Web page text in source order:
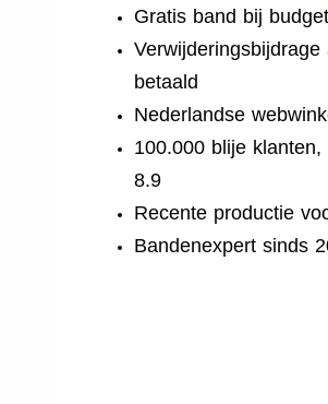
Gratis band bij
betaald
Nederlandse
100.000 blije klanten,
8.9
Recente productie
Bandenexpert sinds